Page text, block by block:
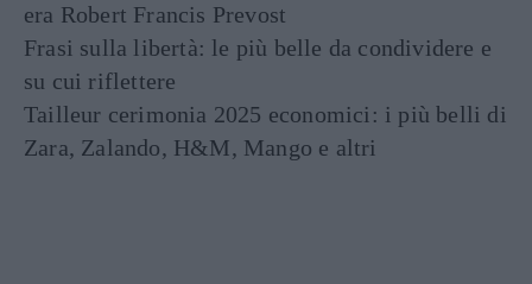
era Robert Francis Prevost
Frasi sulla libertà: le più belle da condividere e
su cui riflettere
Tailleur cerimonia 2025 economici: i più belli di
Zara, Zalando, H&M, Mango e altri